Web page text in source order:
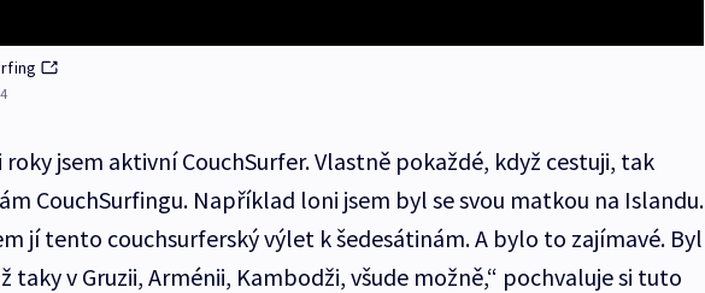
roky jsem aktivní CouchSurfer. Vlastně pokaždé, když cestuji, tak
CouchSurfingu. Například loni jsem byl se svou matkou na Islandu.
jí tento couchsurferský výlet k šedesátinám. A bylo to zajímavé. Byl
taky v Gruzii, Arménii, Kambodži, všude možně,“ pochvaluje si tuto